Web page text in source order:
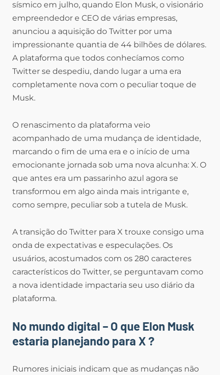
sísmico em julho, quando Elon Musk, o visionário
empreendedor e CEO de várias empresas,
anunciou a aquisição do Twitter por uma
impressionante quantia de 44 bilhões de dólares.
A plataforma que todos conhecíamos como
Twitter se despediu, dando lugar a uma era
completamente nova com o peculiar toque de
Musk.
O renascimento da plataforma veio
acompanhado de uma mudança de identidade,
marcando o fim de uma era e o início de uma
emocionante jornada sob uma nova alcunha: X. O
que antes era um passarinho azul agora se
transformou em algo ainda mais intrigante e,
como sempre, peculiar sob a tutela de Musk.
A transição do Twitter para X trouxe consigo uma
onda de expectativas e especulações. Os
usuários, acostumados com os 280 caracteres
característicos do Twitter, se perguntavam como
a nova identidade impactaria seu uso diário da
plataforma.
No mundo digital – O que Elon Musk
estaria planejando para X ?
Rumores iniciais indicam que as mudanças não